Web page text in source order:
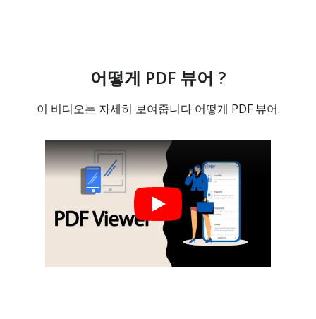
어떻게 PDF 뷰어 ?
이 비디오는 자세히 보여줍니다 어떻게 PDF 뷰어.